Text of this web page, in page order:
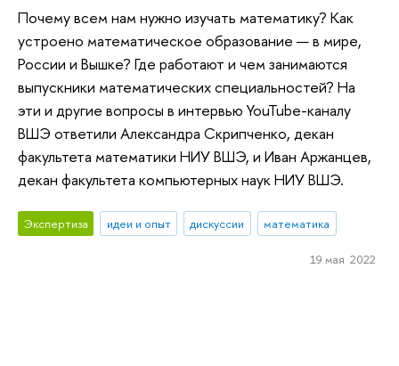
Почему всем нам нужно изучать математику? Как
устроено математическое образование — в мире,
России и Вышке? Где работают и чем занимаются
выпускники математических специальностей? На
эти и другие вопросы в интервью YouTube-каналу
ВШЭ ответили Александра Скрипченко, декан
факультета математики НИУ ВШЭ, и Иван Аржанцев,
декан факультета компьютерных наук НИУ ВШЭ.
Экспертиза идеи и опыт дискуссии математика
19 мая 2022